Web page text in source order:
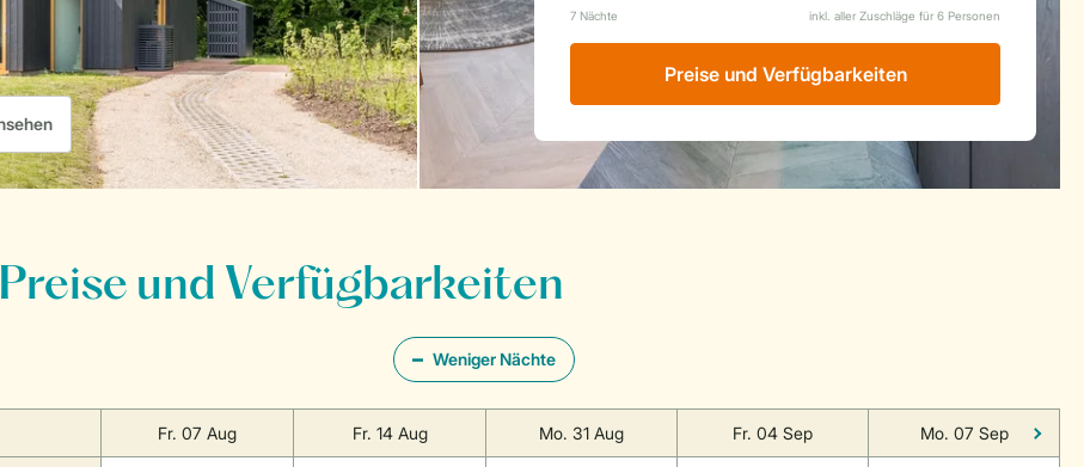
Preise und Verfügbarkeiten
Preise und Verfügbarkeiten
Weniger Nächte
Fr. 07 Aug Fr. 14 Aug Mo. 31 Aug Fr. 04 Sep Mo. 07 Sep